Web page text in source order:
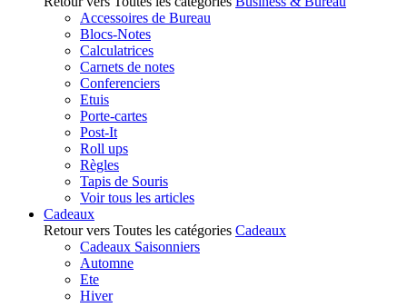
Accessoires de Bureau
Blocs-Notes
Calculatrices
Carnets de notes
Conferenciers
Etuis
Porte-cartes
Post-It
Roll ups
Règles
Tapis de Souris
Voir tous les articles
Cadeaux
Retour vers Toutes les catégories Cadeaux
Cadeaux Saisonniers
Automne
Ete
Hiver